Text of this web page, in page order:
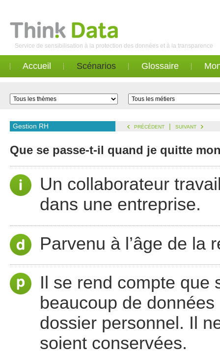
Service de sensibilisation à la protection des données et à la transparence
Accueil Scénarios Glossaire
Gestion RH PRÉCÉDENT | SUIVANT
Que se passe-t-il quand je quitte
Un collaborateur
dans une entreprise.
Parvenu à l’âge de la
Il se rend compte que
beaucoup de
dossier personnel. Il
soient conservées.